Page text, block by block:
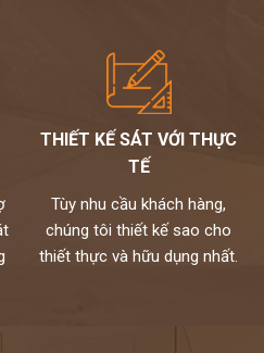
THIẾT KẾ SÁT VỚI THỰC
TẾ
Tùy nhu cầu khách hàng,
chúng tôi thiết kế sao cho
thiết thực và hữu dụng nhất.